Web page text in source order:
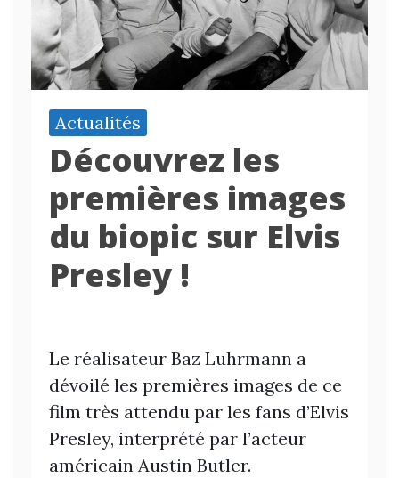
Actualités
Découvrez les
premières images
du biopic sur Elvis
Presley !
Le réalisateur Baz Luhrmann a
dévoilé les premières images de ce
film très attendu par les fans d’Elvis
Presley, interprété par l’acteur
américain Austin Butler.